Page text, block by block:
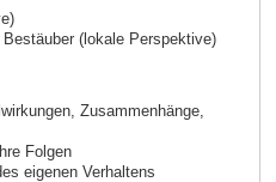
(lokale Perspektive)
Zusammenhänge,
Folgen
eigenen Verhaltens